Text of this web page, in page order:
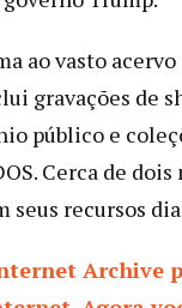
ao vasto
gravações de
público e
Cerca de
seus recursos
Archive